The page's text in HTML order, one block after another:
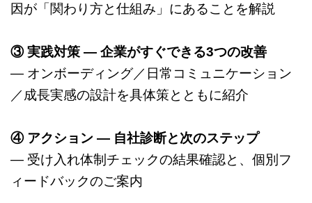
因が「関わり方と仕組み」にあることを解説
③ 実践対策 ― 企業がすぐできる3つの改善
― オンボーディング／日常コミュニケーション
／成長実感の設計を具体策とともに紹介
④ アクション ― 自社診断と次のステップ
― 受け入れ体制チェックの結果確認と、個別フ
ィードバックのご案内